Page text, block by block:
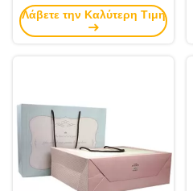
τσαντών εγγράφου για την
προώθηση/αγορές
Λάβετε την Καλύτερη Τιμή